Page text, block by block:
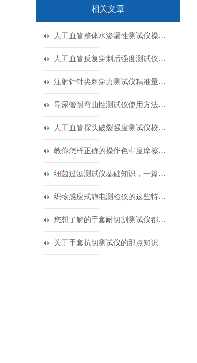
相关文章
人工血管整体水渗漏性测试仪操作中最容易出错的步骤
人工血管反复穿刺后强度测试仪是什么？透析患者的“生命管“质量靠它把关！
注射针针尖刺穿力测试仪精准量化针尖锋利度，构筑临床安全防线
导尿管耐弯曲性测试仪使用方法与操作规范
人工血管探头破裂强度测试仪校准规范：精准赋能医疗安全的技术基准
教你怎样正确的操作色牢度摩擦测试机
细菌过滤测试仪基础知识，一篇搞定
织物感应式静电测检仪的这些特点很少有人都知道
您想了解的手套耐切割测试仪都在这里了
关于手套抗切测试仪的那点知识